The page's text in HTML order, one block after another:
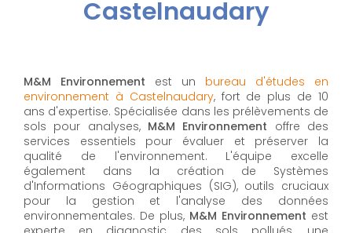
Castelnaudary
M&M Environnement est un bureau d'études en
environnement à Castelnaudary, fort de plus de 10
ans d'expertise. Spécialisée dans les prélèvements de
sols pour analyses, M&M Environnement offre des
services essentiels pour évaluer et préserver la
qualité de l'environnement. L'équipe excelle
également dans la création de Systèmes
d'Informations Géographiques (SIG), outils cruciaux
pour la gestion et l'analyse des données
environnementales. De plus, M&M Environnement est